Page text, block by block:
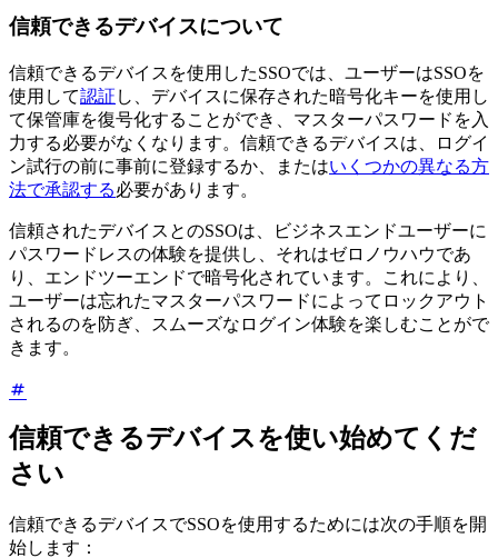
信頼できるデバイスについて
信頼できるデバイスを使用したSSOでは、ユーザーはSSOを
使用して認証 し、デバイスに保存された暗号化キーを使用し
て保管庫を復号化することができ、マスターパスワードを入
力する必要がなくなります。信頼できるデバイスは、ログイ
ン試行の前に事前に登録するか、またはいくつかの異なる方
法で承認する必要があります。
信頼されたデバイスとのSSOは、ビジネスエンドユーザーに
パスワードレスの体験を提供し、それはゼロノウハウであ
り、エンドツーエンドで暗号化されています。これにより、
ユーザーは忘れたマスターパスワードによってロックアウト
されるのを防ぎ、スムーズなログイン体験を楽しむことがで
きます。
信頼できるデバイスを使い始めてくだ
さい
信頼できるデバイスでSSOを使用するためには次の手順を開
始します：